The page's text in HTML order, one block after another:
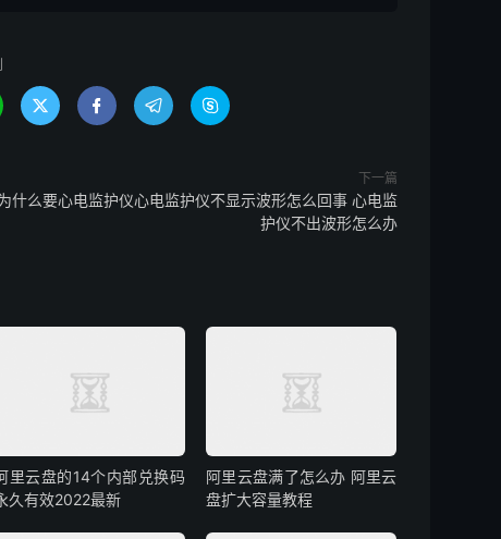
   
下一篇
什么要心电监护仪心电监护仪不显示波形怎么回事 心电监
护仪不出波形怎么办
里云盘的14个内部兑换码
久有效2022最新
阿里云盘满了怎么办 阿里云
盘扩大容量教程